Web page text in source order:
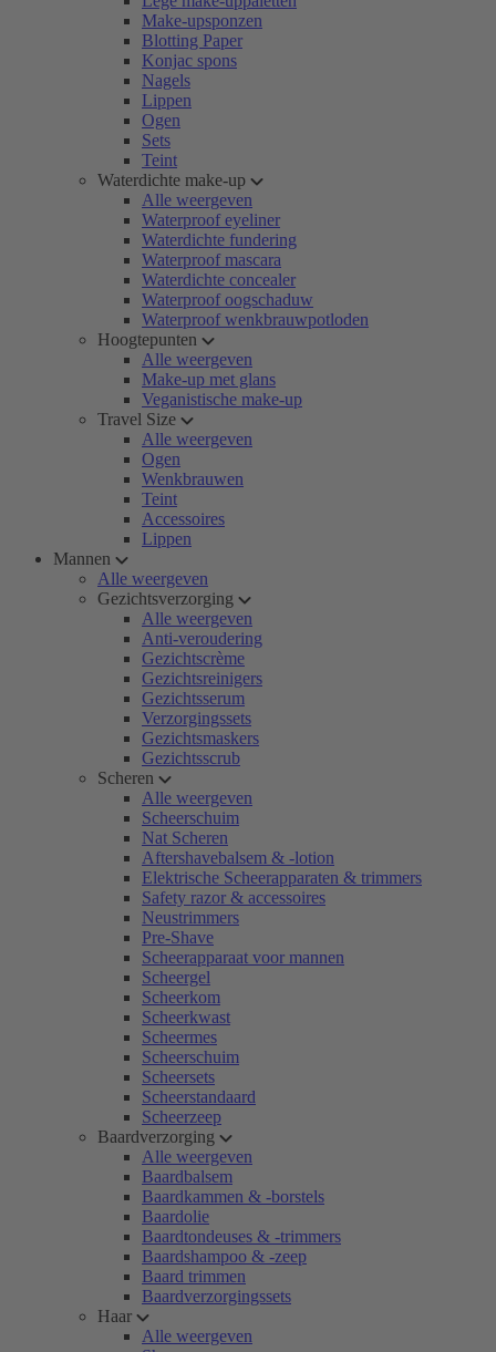
Make-upsponzen
Blotting Paper
Konjac spons
Nagels
Lippen
Ogen
Sets
Teint
Waterdichte make-up
Alle weergeven
Waterproof eyeliner
Waterdichte fundering
Waterproof mascara
Waterdichte concealer
Waterproof oogschaduw
Waterproof wenkbrauwpotloden
Hoogtepunten
Alle weergeven
Make-up met glans
Veganistische make-up
Travel Size
Alle weergeven
Ogen
Wenkbrauwen
Teint
Accessoires
Lippen
Mannen
Alle weergeven
Gezichtsverzorging
Alle weergeven
Anti-veroudering
Gezichtscrème
Gezichtsreinigers
Gezichtsserum
Verzorgingssets
Gezichtsmaskers
Gezichtsscrub
Scheren
Alle weergeven
Scheerschuim
Nat Scheren
Aftershavebalsem & -lotion
Elektrische Scheerapparaten & trimmers
Safety razor & accessoires
Neustrimmers
Pre-Shave
Scheerapparaat voor mannen
Scheergel
Scheerkom
Scheerkwast
Scheermes
Scheerschuim
Scheersets
Scheerstandaard
Scheerzeep
Baardverzorging
Alle weergeven
Baardbalsem
Baardkammen & -borstels
Baardolie
Baardtondeuses & -trimmers
Baardshampoo & -zeep
Baard trimmen
Baardverzorgingssets
Haar
Alle weergeven